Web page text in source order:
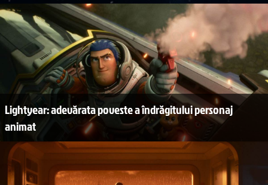
Lightyear: adevărata poveste a îndrăgitului personaj
animat